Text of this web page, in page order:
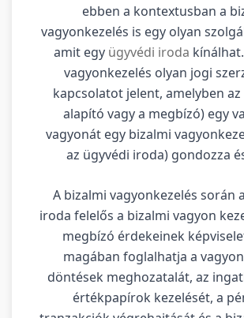
ebben a kontextusban a
vagyonkezelés is egy olyan
amit egy ügyvédi iroda
vagyonkezelés olyan jogi
kapcsolatot jelent, amelyben az
alapító vagy a megbízó) egy
vagyonát egy bizalmi
az ügyvédi iroda) gondozza
A bizalmi vagyonkezelés során
iroda felelős a bizalmi vagyon
megbízó érdekeinek
magában foglalhatja a
döntések meghozatalát, az
értékpapírok kezelését, a